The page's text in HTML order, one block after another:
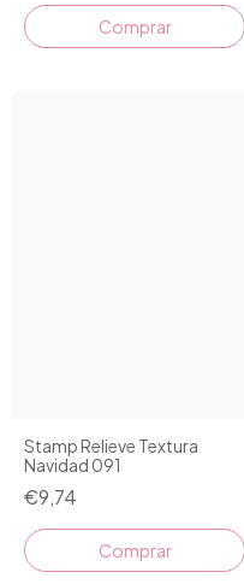
Comprar
Stamp Relieve Textura
Navidad 091
€9,74
Comprar